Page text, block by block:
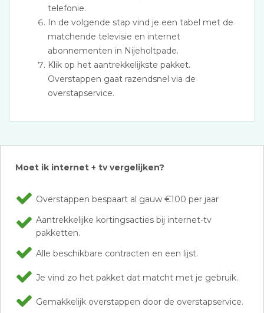
telefonie.
In de volgende stap vind je een tabel met de
matchende televisie en internet
abonnementen in Nijeholtpade.
Klik op het aantrekkelijkste pakket.
Overstappen gaat razendsnel via de
overstapservice.
Moet ik internet + tv vergelijken?
Overstappen bespaart al gauw €100 per jaar
Aantrekkelijke kortingsacties bij internet-tv
pakketten.
Alle beschikbare contracten en een lijst.
Je vind zo het pakket dat matcht met je gebruik.
Gemakkelijk overstappen door de overstapservice.